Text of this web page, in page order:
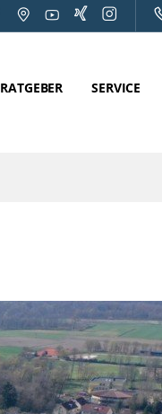
RATGEBER SERVICE